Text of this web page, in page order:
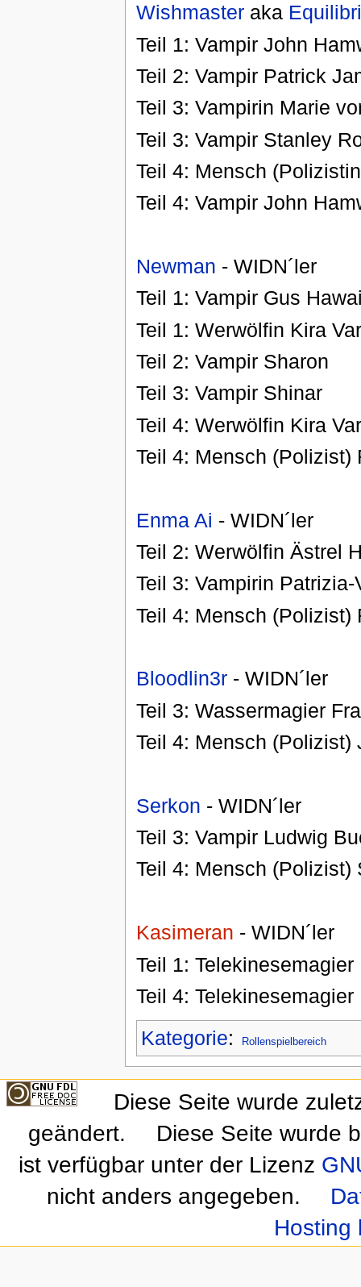
Wishmasteraka
Teil 1: Vampir John
Teil 2: Vampir Patrick
Teil 3: Vampirin Marie
Teil 3: Vampir Stanley
Teil 4: Mensch
Teil 4: Vampir John
Newman - WIDN´ler
Teil 1: Vampir Gus
Teil 1: Werwölfin Kira
Teil 2: Vampir Sharon
Teil 3: Vampir Shinar
Teil 4: Werwölfin Kira
Teil 4: Mensch (Polizist)
Enma Ai - WIDN´ler
Teil 2: Werwölfin Ästrel
Teil 3: Vampirin
Teil 4: Mensch (Polizist)
Bloodlin3r- WIDN´ler
Teil 3: Wassermagier
Teil 4: Mensch (Polizist)
Serkon - WIDN´ler
Teil 3: Vampir Ludwig
Teil 4: Mensch (Polizist)
Kasimeran - WIDN´ler
Teil 1:
Teil 4:
Kategorie: Rollenspielbereich
Diese Seite wurde
geändert.
Diese Seite wurde
ist verfügbar unter der Lizenz
nicht anders angegeben.
Hosting